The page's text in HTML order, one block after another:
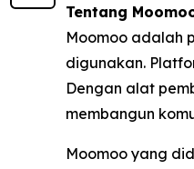
Tentang
Moomoo adalah
digunakan.
Dengan alat
membangun
Moomoo yang